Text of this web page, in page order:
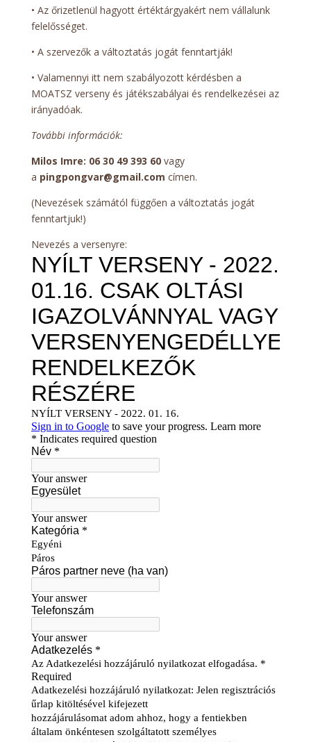
• Az őrizetlenül hagyott értéktárgyakért nem vállalunk
felelősséget.
• A szervezők a változtatás jogát fenntartják!
• Valamennyi itt nem szabályozott kérdésben a
MOATSZ verseny és játékszabályai és rendelkezései az
irányadóak.
További információk:
Milos Imre: 06 30 49 393 60vagy
a pingpongvar@gmail.com címen.
(Nevezések számától függően a változtatás jogát
fenntartjuk!)
Nevezés a versenyre: